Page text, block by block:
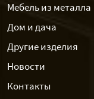
Мебель из металла
Дом и дача
Другие изделия
Новости
Контакты